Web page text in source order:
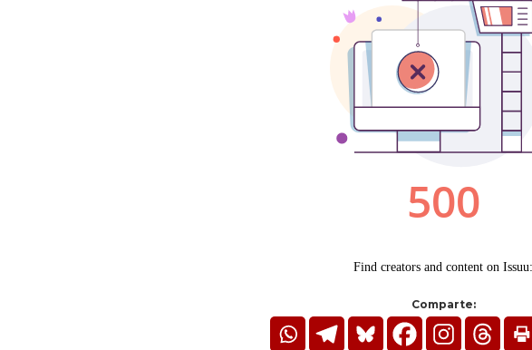
Comparte: